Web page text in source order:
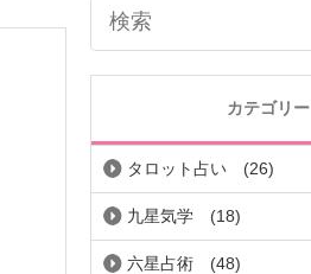
カテゴリー
タロット占い (26)
九星気学 (18)
六星占術 (48)